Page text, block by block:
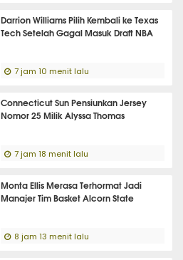
Darrion Williams Pilih Kembali ke Texas
Tech Setelah Gagal Masuk Draft NBA
7 jam 10 menit lalu
Connecticut Sun Pensiunkan Jersey
Nomor 25 Milik Alyssa Thomas
7 jam 18 menit lalu
Monta Ellis Merasa Terhormat Jadi
Manajer Tim Basket Alcorn State
8 jam 13 menit lalu